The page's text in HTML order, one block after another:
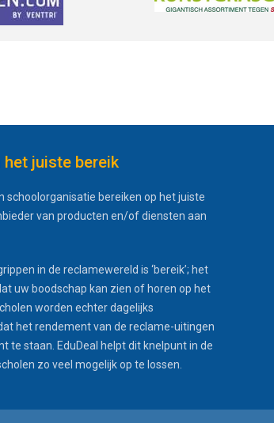
het juiste bereik
schoolorganisatie bereiken op het juiste
van producten en/of diensten aan
in de reclamewereld is ‘bereik’; het
uw boodschap kan zien of horen op het
worden echter dagelijks
het rendement van de reclame-uitingen
te staan. EduDeal helpt dit knelpunt in de
zo veel mogelijk op te lossen.